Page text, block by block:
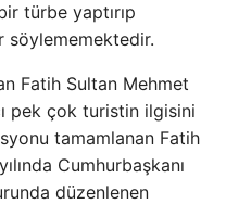
türbe yaptırıp
söylememektedir.
Fatih Sultan Mehmet
pek çok turistin ilgisini
tamamlanan Fatih
Cumhurbaşkanı
düzenlenen